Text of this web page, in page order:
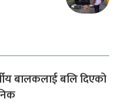
बालकलाई बलि दिएको